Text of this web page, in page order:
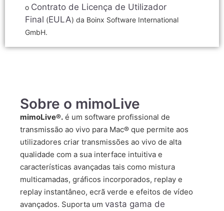
o Contrato de Licença de Utilizador
Final (EULA) da Boinx Software International
GmbH.
Sobre o mimoLive
mimoLive®. é um software profissional de
transmissão ao vivo para Mac® que permite aos
utilizadores criar transmissões ao vivo de alta
qualidade com a sua interface intuitiva e
características avançadas tais como mistura
multicamadas, gráficos incorporados, replay e
replay instantâneo, ecrã verde e efeitos de vídeo
avançados. Suporta um vasta gama de